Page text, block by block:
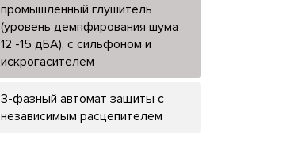
промышленный глушитель
(уровень демпфирования шума
12 -15 дБА), с сильфоном и
искрогасителем
3-фазный автомат защиты с
независимым расцепителем